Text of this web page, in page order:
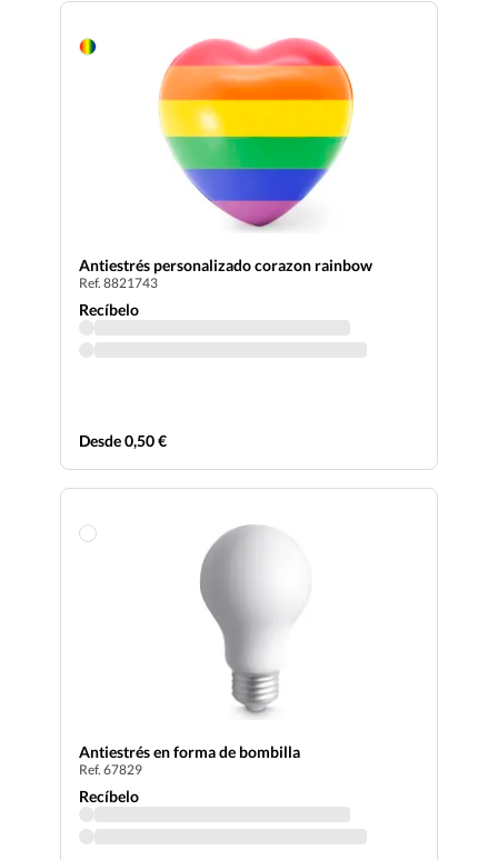
Antiestrés personalizado corazon rainbow
Ref. 8821743
Recíbelo
Desde 0,50 €
Antiestrés en forma de bombilla
Ref. 67829
Recíbelo